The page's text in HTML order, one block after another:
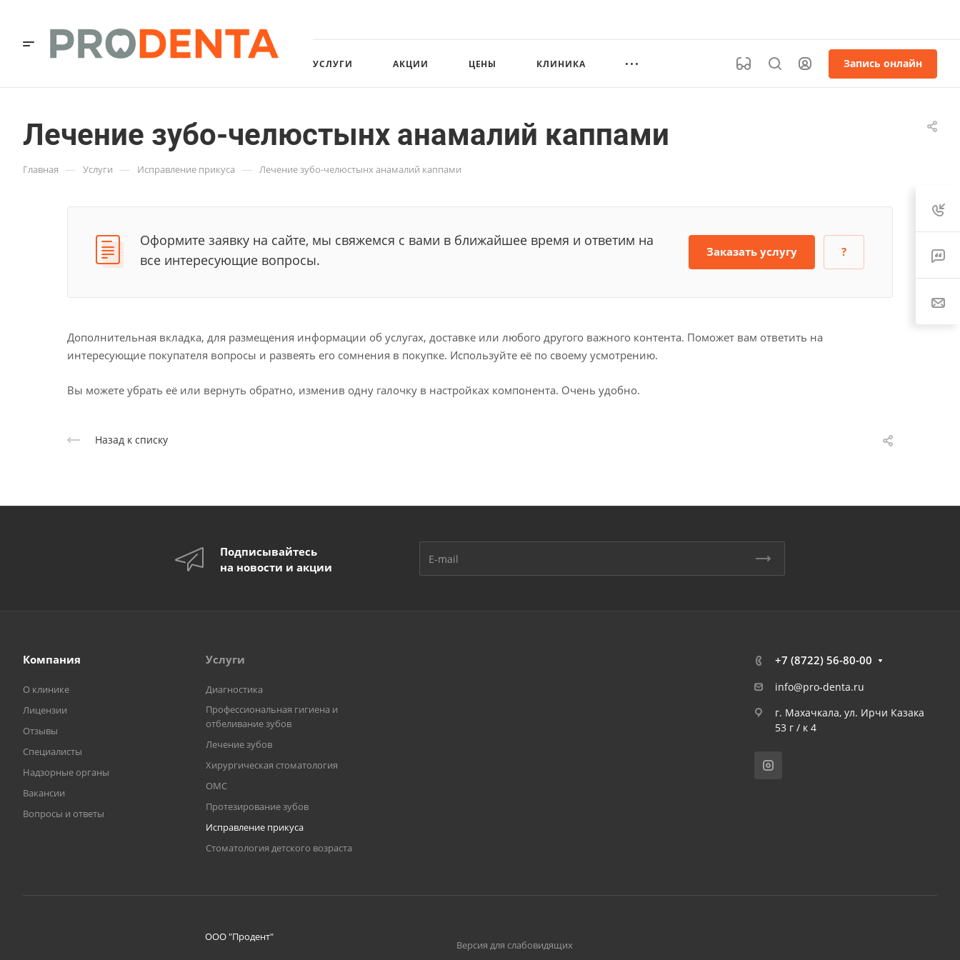
УСЛУГИ АКЦИИ ЦЕНЫ КЛИНИКА Запись онлайн
Лечение зубо-челюстынх анамалий каппами
Главная — Услуги — Исправление прикуса — Лечение зубо-челюстынх анамалий каппами
Оформите заявку на сайте, мы свяжемся с вами в ближайшее время и ответим на
все интересующие вопросы.
Заказать услугу ?
Дополнительная вкладка, для размещения информации об услугах, доставке или любого другого важного контента. Поможет вам ответить на
интересующие покупателя вопросы и развеять его сомнения в покупке. Используйте её по своему усмотрению.
Вы можете убрать её или вернуть обратно, изменив одну галочку в настройках компонента. Очень удобно.
Назад к списку
Подписывайтесь
на новости и акции
Компания
О клинике
Лицензии
Отзывы
Специалисты
Надзорные органы
Вакансии
Вопросы и ответы
Услуги
Диагностика
Профессиональная гигиена и
отбеливание зубов
Лечение зубов
Хирургическая стоматология
ОМС
Протезирование зубов
Исправление прикуса
Стоматология детского возраста
+7 (8722) 56-80-00
info@pro-denta.ru
г. Махачкала, ул. Ирчи Казака
53 г / к 4
ООО "Продент"
Версия для слабовидящих